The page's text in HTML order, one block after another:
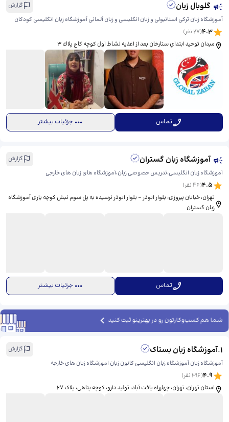
گلوبال زبان
گزارش
آموزشگاه زبان ترکی استانبولی و زبان انگلیسی و زبان آلمانی آموزشگاه زبان انگلیسی کودکان
4.3
(
27نفر)
ميدان توحيد ابتداي ستارخان بعد از اغذیه نشاط اول كوچه كاج پلاك ٣
تماس جزئیات بیشتر
آموزشگاه زبان گستران
گزارش
آموزشگاه زبان انگلیسی،تدریس خصوصی زبان،آموزشگاه های زبان های خارجی
4.5
(
46نفر)
تهران، خیابان پیروزی، بلوار ابوذر - بلوار ابوذر نرسیده به پل سوم نبش کوچه یاری آموزشگاه
زبان گستران
تماس جزئیات بیشتر
شما هم کسب‌وکارتون رو در بهترینو ثبت کنید
1
.آموزشگاه زبان بستاک
گزارش
آموزشگاه زبان آموزشگاه زبان انگلیسی کانون زبان اموزشگاه زبان های خارجه
4.9
(
316نفر)
استان تهران، تهران، چهارراه یافت آباد، تولید دارو، کوچه پناهی، ​پلاک 27